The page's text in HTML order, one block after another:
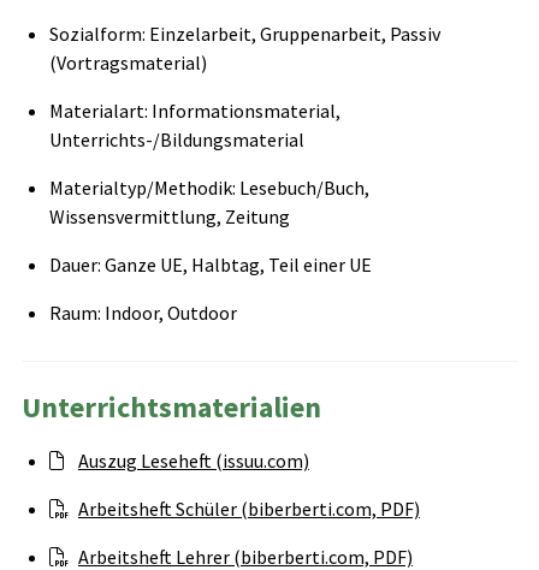
Sozialform: Einzelarbeit, Gruppenarbeit, Passiv
(Vortragsmaterial)
Materialart: Informationsmaterial,
Unterrichts-/Bildungsmaterial
Materialtyp/Methodik: Lesebuch/Buch,
Wissensvermittlung, Zeitung
Dauer: Ganze UE, Halbtag, Teil einer UE
Raum: Indoor, Outdoor
Unterrichtsmaterialien
Auszug Leseheft (issuu.com)
Arbeitsheft Schüler (biberberti.com, PDF)
Arbeitsheft Lehrer (biberberti.com, PDF)